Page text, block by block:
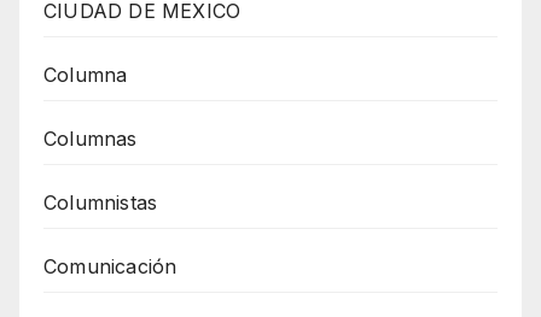
CIUDAD DE MEXICO
Columna
Columnas
Columnistas
Comunicación